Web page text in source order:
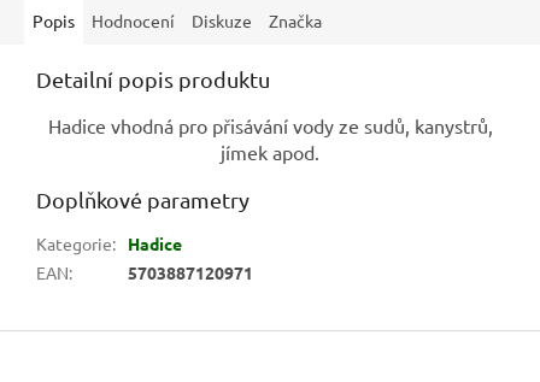
Popis Hodnocení Diskuze Značka
Detailní popis produktu
Hadice vhodná pro přisávání vody ze sudů, kanystrů,
jímek apod.
Doplňkové parametry
Kategorie:
Hadice
EAN: 5703887120971
Z